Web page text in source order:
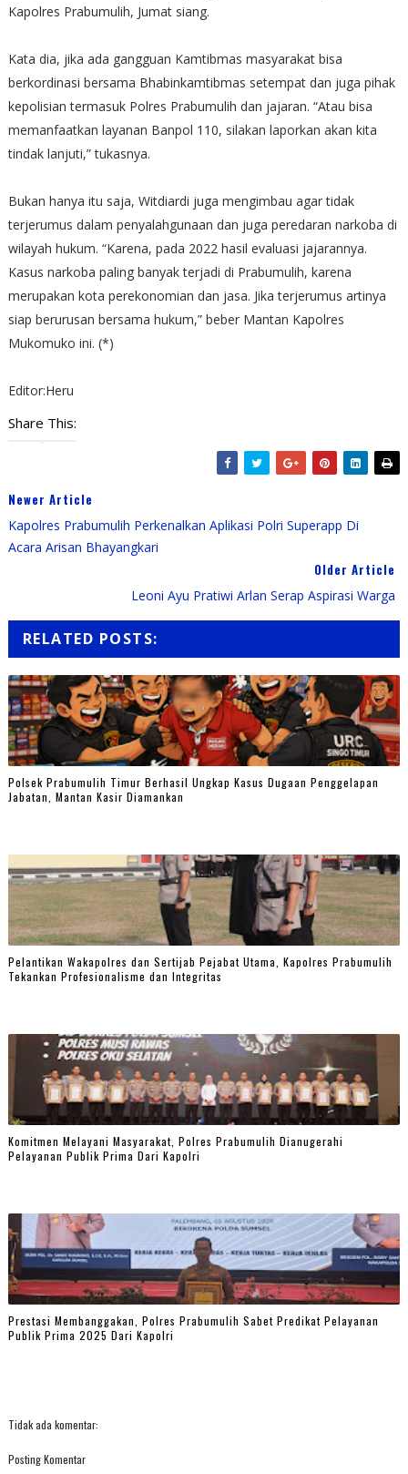
Kapolres Prabumulih, Jumat siang.
Kata dia, jika ada gangguan Kamtibmas masyarakat bisa
berkordinasi bersama Bhabinkamtibmas setempat dan juga pihak
kepolisian termasuk Polres Prabumulih dan jajaran. “Atau bisa
memanfaatkan layanan Banpol 110, silakan laporkan akan kita
tindak lanjuti,” tukasnya.
Bukan hanya itu saja, Witdiardi juga mengimbau agar tidak
terjerumus dalam penyalahgunaan dan juga peredaran narkoba di
wilayah hukum. “Karena, pada 2022 hasil evaluasi jajarannya.
Kasus narkoba paling banyak terjadi di Prabumulih, karena
merupakan kota perekonomian dan jasa. Jika terjerumus artinya
siap berurusan bersama hukum,” beber Mantan Kapolres
Mukomuko ini. (*)
Editor:Heru
Share This:
Newer Article
Kapolres Prabumulih Perkenalkan Aplikasi Polri Superapp Di
Acara Arisan Bhayangkari
Older Article
Leoni Ayu Pratiwi Arlan Serap Aspirasi Warga
RELATED POSTS:
Polsek Prabumulih Timur Berhasil Ungkap Kasus Dugaan Penggelapan
Jabatan, Mantan Kasir Diamankan
Pelantikan Wakapolres dan Sertijab Pejabat Utama, Kapolres Prabumulih
Tekankan Profesionalisme dan Integritas
Komitmen Melayani Masyarakat, Polres Prabumulih Dianugerahi
Pelayanan Publik Prima Dari Kapolri
Prestasi Membanggakan, Polres Prabumulih Sabet Predikat Pelayanan
Publik Prima 2025 Dari Kapolri
Tidak ada komentar:
Posting Komentar